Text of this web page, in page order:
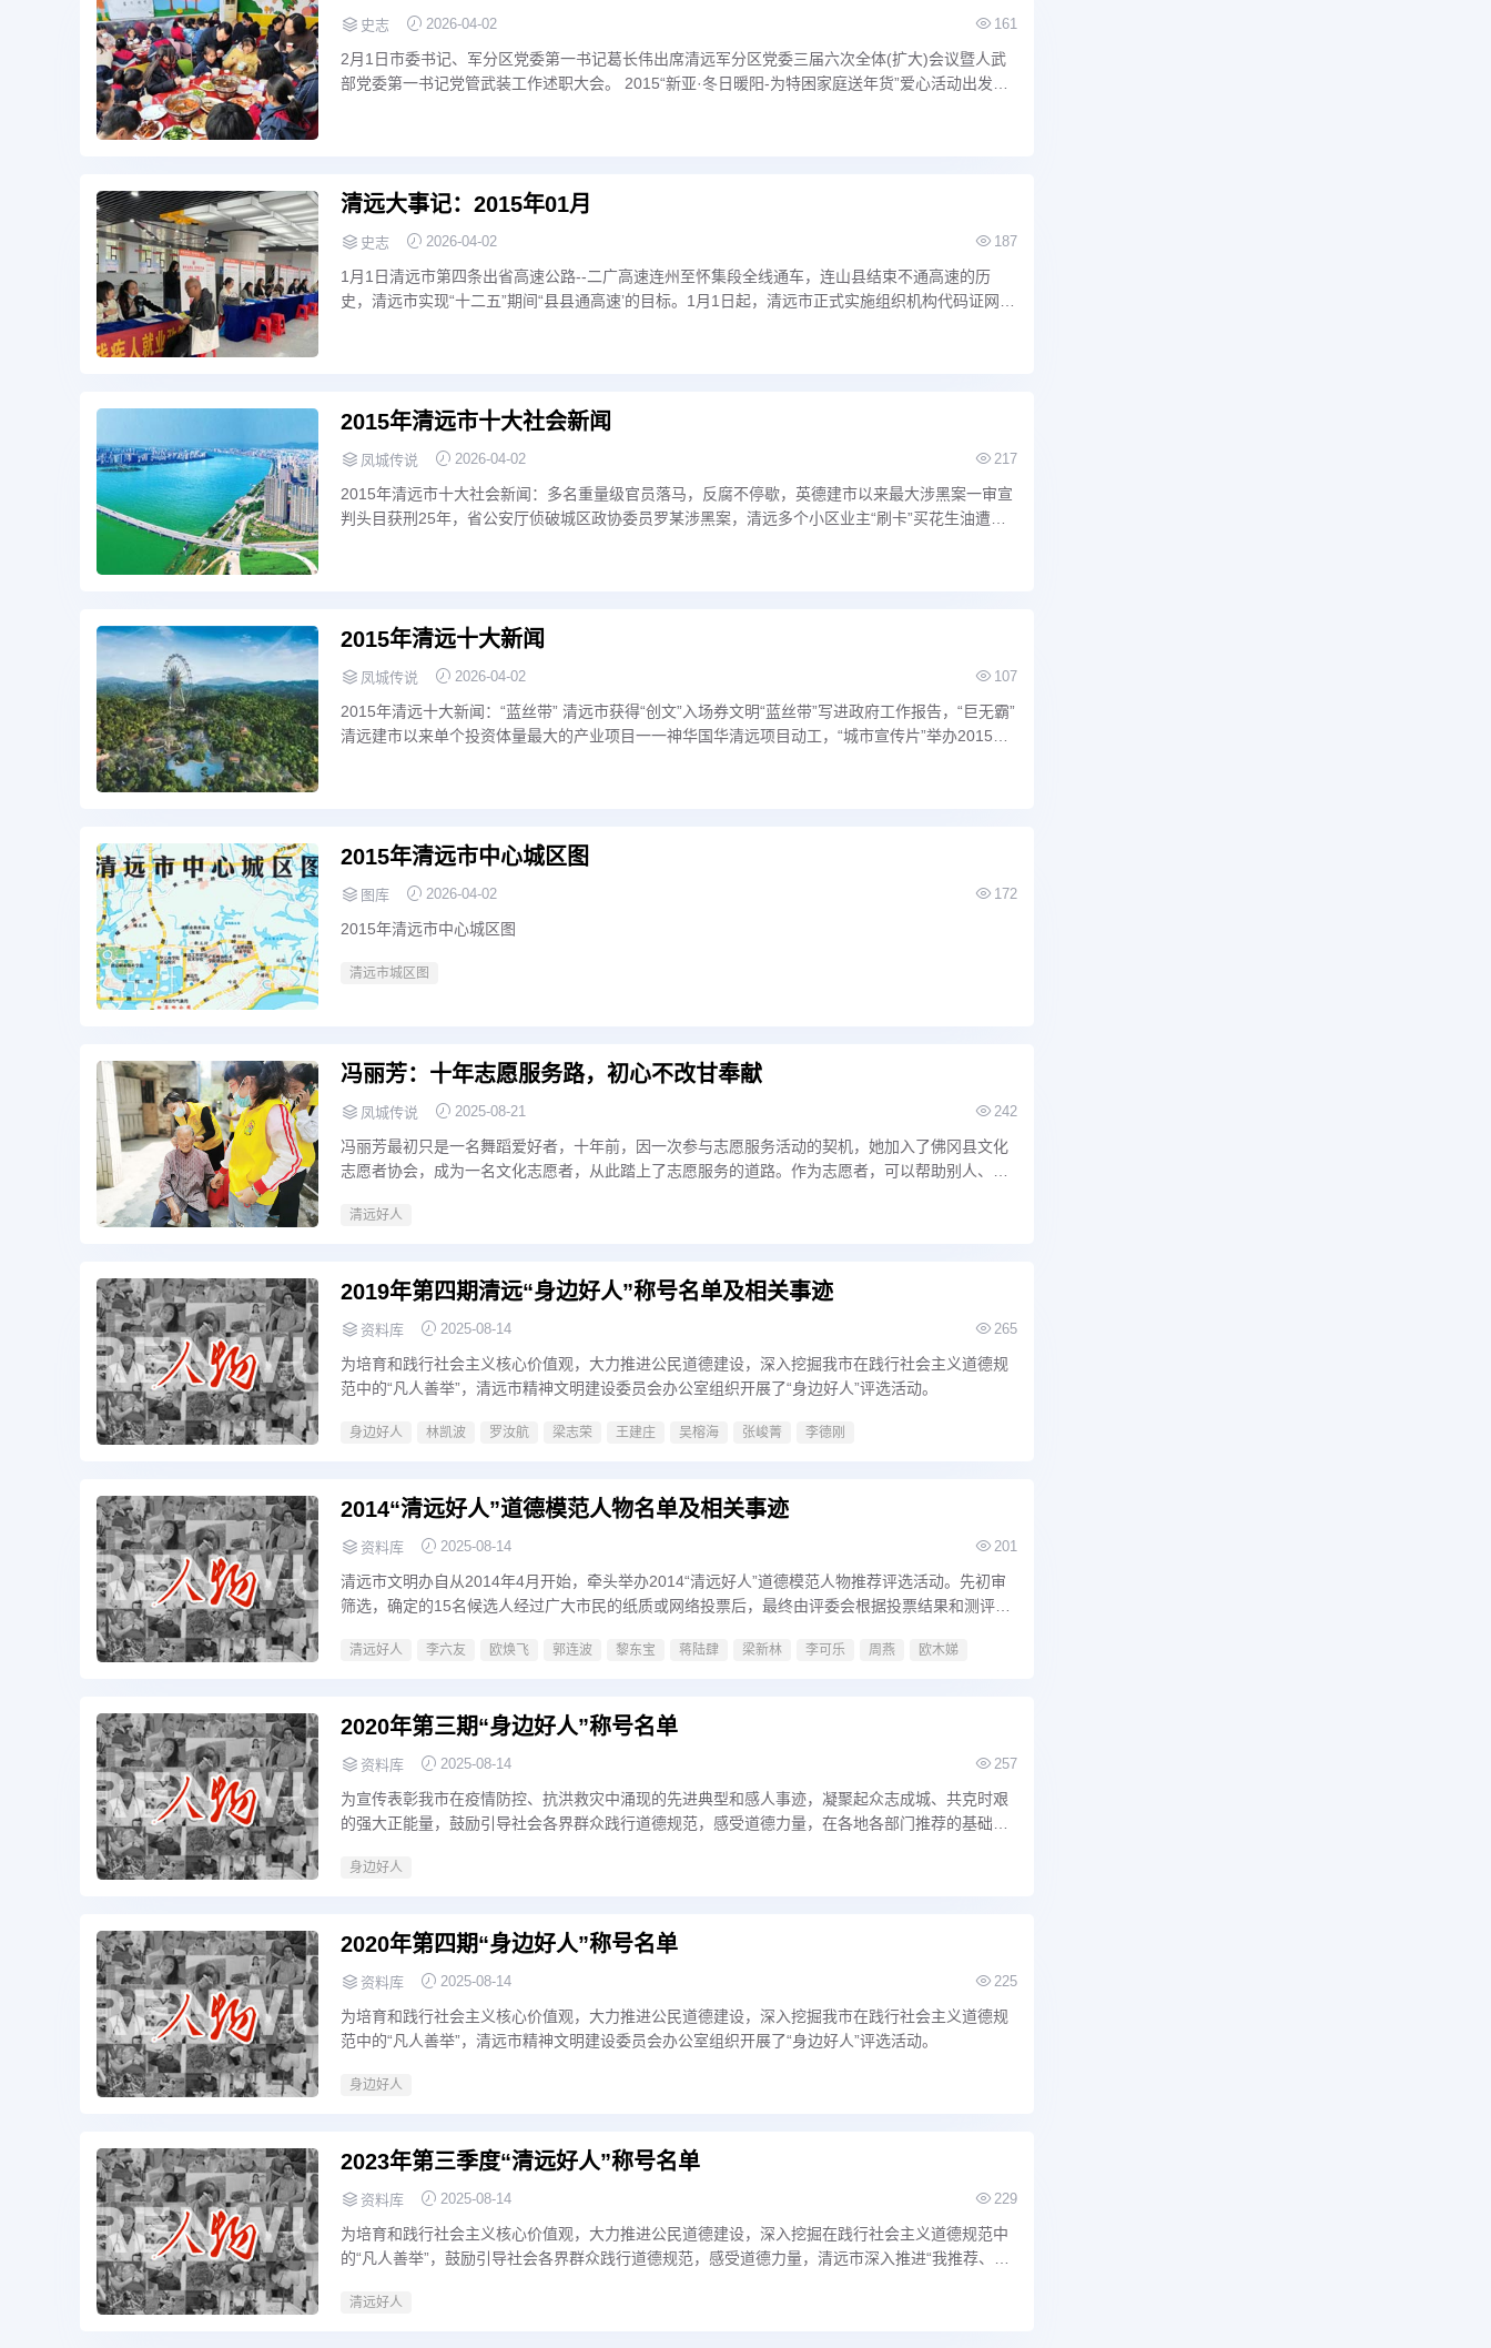
史志 2026-04-02 161
2月1日市委书记、军分区党委第一书记葛长伟出席清远军分区党委三届六次全体(扩大)会议暨人武
部党委第一书记党管武装工作述职大会。 2015“新亚·冬日暖阳-为特困家庭送年货”爱心活动出发。
清远大事记：2015年01月
史志 2026-04-02 187
1月1日清远市第四条出省高速公路--二广高速连州至怀集段全线通车，连山县结束不通高速的历
史，清远市实现“十二五”期间“县县通高速’的目标。1月1日起，清远市正式实施组织机构代码证网上
2015年清远市十大社会新闻
凤城传说 2026-04-02 217
2015年清远市十大社会新闻：多名重量级官员落马，反腐不停歇，英德建市以来最大涉黑案一审宣
判头目获刑25年，省公安厅侦破城区政协委员罗某涉黑案，清远多个小区业主“刷卡”买花生油遭盗
2015年清远十大新闻
凤城传说 2026-04-02 107
2015年清远十大新闻：“蓝丝带” 清远市获得“创文”入场券文明“蓝丝带”写进政府工作报告，“巨无霸”
清远建市以来单个投资体量最大的产业项目一一神华国华清远项目动工，“城市宣传片”举办2015环
2015年清远市中心城区图
图库 2026-04-02 172
2015年清远市中心城区图
清远市城区图
冯丽芳：十年志愿服务路，初心不改甘奉献
凤城传说 2025-08-21 242
冯丽芳最初只是一名舞蹈爱好者，十年前，因一次参与志愿服务活动的契机，她加入了佛冈县文化
志愿者协会，成为一名文化志愿者，从此踏上了志愿服务的道路。作为志愿者，可以帮助别人、服
清远好人
2019年第四期清远“身边好人”称号名单及相关事迹
资料库 2025-08-14 265
为培育和践行社会主义核心价值观，大力推进公民道德建设，深入挖掘我市在践行社会主义道德规
范中的“凡人善举”，清远市精神文明建设委员会办公室组织开展了“身边好人”评选活动。
身边好人 林凯波 罗汝航 梁志荣 王建庄 吴榕海 张峻菁 李德刚
2014“清远好人”道德模范人物名单及相关事迹
资料库 2025-08-14 201
清远市文明办自从2014年4月开始，牵头举办2014“清远好人”道德模范人物推荐评选活动。先初审
筛选，确定的15名候选人经过广大市民的纸质或网络投票后，最终由评委会根据投票结果和测评结
清远好人 李六友 欧焕飞 郭连波 黎东宝 蒋陆肆 梁新林 李可乐 周燕 欧木娣
2020年第三期“身边好人”称号名单
资料库 2025-08-14 257
为宣传表彰我市在疫情防控、抗洪救灾中涌现的先进典型和感人事迹，凝聚起众志成城、共克时艰
的强大正能量，鼓励引导社会各界群众践行道德规范，感受道德力量，在各地各部门推荐的基础
希望受表彰的同志珍惜荣誉，再接再厉。
身边好人
2020年第四期“身边好人”称号名单
资料库 2025-08-14 225
为培育和践行社会主义核心价值观，大力推进公民道德建设，深入挖掘我市在践行社会主义道德规
范中的“凡人善举”，清远市精神文明建设委员会办公室组织开展了“身边好人”评选活动。
身边好人
2023年第三季度“清远好人”称号名单
资料库 2025-08-14 229
为培育和践行社会主义核心价值观，大力推进公民道德建设，深入挖掘在践行社会主义道德规范中
的“凡人善举”，鼓励引导社会各界群众践行道德规范，感受道德力量，清远市深入推进“我推荐、我
清远好人